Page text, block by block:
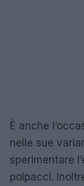
È anche
nelle sue
sperimentare
polpacci.